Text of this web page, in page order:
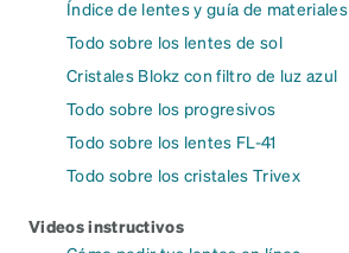
Índice de lentes y guía de materiales
Todo sobre los lentes de sol
Cristales Blokz con filtro de luz azul
Todo sobre los progresivos
Todo sobre los lentes FL-41
Todo sobre los cristales Trivex
Videos instructivos